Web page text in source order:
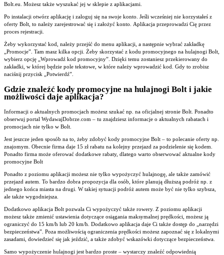
Bolt.eu. Możesz także wyszukać jej w sklepie z aplikacjami.
Po instalacji otwórz aplikację i zaloguj się na swoje konto. Jeśli wcześniej nie korzystałeś z
oferty Bolt, to należy zarejestrować się i założyć konto. Aplikacja przeprowadzi Cię przez
proces rejestracji.
Żeby wykorzystać kod, należy przejść do menu aplikacji, a następnie wybrać zakładkę
„Promocje”. Tam masz kilka opcji. Żeby skorzystać z kodu promocyjnego na hulajnogi Bolt,
wybierz opcję „Wprowadź kod promocyjny”. Dzięki temu zostaniesz przekierowany do
zakładki, w której będzie pole tekstowe, w które należy wprowadzić kod. Gdy to zrobisz
naciśnij przycisk „Potwierdź”.
Gdzie znaleźć kody promocyjne na hulajnogi Bolt i jakie
możliwości daje aplikacja?
Informacji o aktualnych promocjach możesz szukać np. na oficjalnej stronie Bolt. Ponadto
obserwuj portal WydawajDobrze.com – tu znajdziesz informacje o aktualnych rabatach i
promocjach nie tylko w Bolt.
Jest jeszcze jeden sposób na to, żeby zdobyć kody promocyjne Bolt – to polecanie oferty np.
znajomym. Obecnie firma daje 15 zł rabatu na kolejny przejazd za podzielenie się kodem.
Ponadto firma może oferować dodatkowe rabaty, dlatego warto obserwować aktualne kody
promocyjne Bolt
Ponadto z poziomu aplikacji możesz nie tylko wypożyczyć hulajnogę, ale także zamówić
przejazd autem. To bardzo dobra propozycja dla osób, które planują dłuższą podróż np. z
jednego końca miasta na drugi. W takiej sytuacji podróż autem może być nie tylko szybsza,
ale także wygodniejsza.
Dodatkowo aplikacja Bolt pozwala Ci wypożyczyć także rowery. Z poziomu aplikacji
możesz także zmienić ustawienia dotyczące osiągania maksymalnej prędkości, możesz ją
ograniczyć do 15 km/h lub 20 km/h. Dodatkowo aplikacja daje Ci także dostęp do „narzędzi
bezpieczeństwa”. Poza możliwością ograniczenia prędkości możesz zapoznać się z lokalnymi
zasadami, dowiedzieć się jak jeździć, a także zdobyć wskazówki dotyczące bezpieczeństwa.
Samo wypożyczenie hulajnogi jest bardzo proste – wystarczy znaleźć odpowiednią